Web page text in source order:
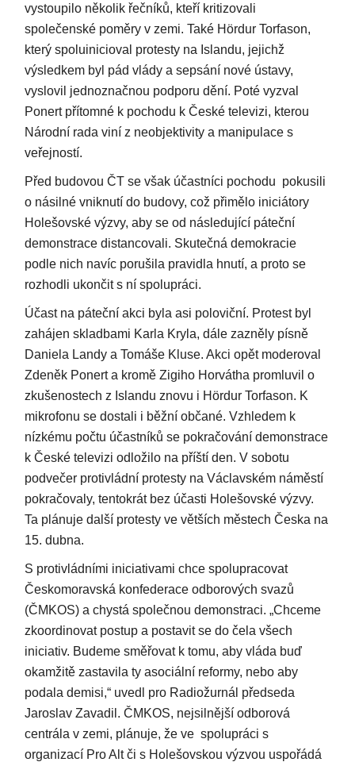
vystoupilo několik řečníků, kteří kritizovali
společenské poměry v zemi. Také Hördur Torfason,
který spoluinicioval protesty na Islandu, jejichž
výsledkem byl pád vlády a sepsání nové ústavy,
vyslovil jednoznačnou podporu dění. Poté vyzval
Ponert přítomné k pochodu k České televizi, kterou
Národní rada viní z neobjektivity a manipulace s
veřejností.
Před budovou ČT se však účastníci pochodu pokusili
o násilné vniknutí do budovy, což přimělo iniciátory
Holešovské výzvy, aby se od následující páteční
demonstrace distancovali. Skutečná demokracie
podle nich navíc porušila pravidla hnutí, a proto se
rozhodli ukončit s ní spolupráci.
Účast na páteční akci byla asi poloviční. Protest byl
zahájen skladbami Karla Kryla, dále zazněly písně
Daniela Landy a Tomáše Kluse. Akci opět moderoval
Zdeněk Ponert a kromě Zigiho Horvátha promluvil o
zkušenostech z Islandu znovu i Hördur Torfason. K
mikrofonu se dostali i běžní občané. Vzhledem k
nízkému počtu účastníků se pokračování demonstrace
k České televizi odložilo na příští den. V sobotu
podvečer protivládní protesty na Václavském náměstí
pokračovaly, tentokrát bez účasti Holešovské výzvy.
Ta plánuje další protesty ve větších městech Česka na
15. dubna.
S protivládními iniciativami chce spolupracovat
Českomoravská konfederace odborových svazů
(ČMKOS) a chystá společnou demonstraci. „Chceme
zkoordinovat postup a postavit se do čela všech
iniciativ. Budeme směřovat k tomu, aby vláda buď
okamžitě zastavila ty asociální reformy, nebo aby
podala demisi,“ uvedl pro Radiožurnál předseda
Jaroslav Zavadil. ČMKOS, nejsilnější odborová
centrála v zemi, plánuje, že ve spolupráci s
organizací Pro Alt či s Holešovskou výzvou uspořádá